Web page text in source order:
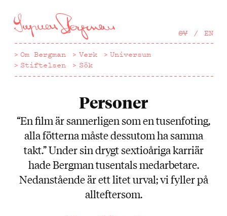
till
huvudinnehåll
SV EN
Om Bergman Verk
Universum
Stiftelsen
Sök
Personer
“En film är sannerligen som en tusenfoting,
alla fötterna måste dessutom ha samma
takt.” Under sin drygt sextioåriga karriär
hade Bergman tusentals medarbetare.
Nedanstående är ett litet urval; vi fyller på
allteftersom.